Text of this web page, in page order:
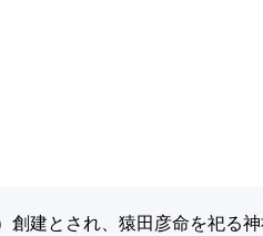
建とされ、猿田彦命を祀る